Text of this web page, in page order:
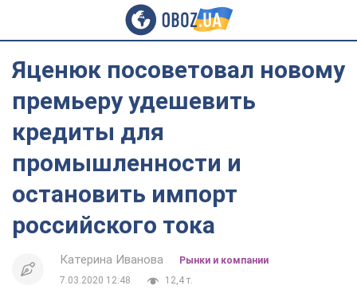
Яценюк посоветовал новому
премьеру удешевить
кредиты для
промышленности и
остановить импорт
российского тока
Катерина Иванова
Рынки и компании
7.03.2020 12:48
12,4 т.